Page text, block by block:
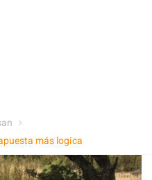
más logica